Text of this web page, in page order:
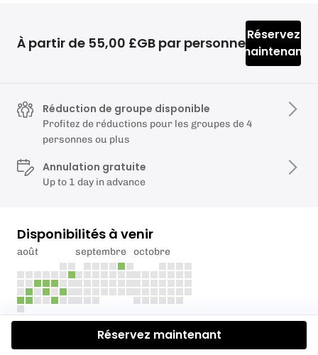
À partir de 55,00 £GB par personneRéservez
maintenant
Réduction de groupe disponible
Profitez de réductions pour les groupes de 4
personnes ou plus
Annulation gratuite
Up to 1 day in advance
Disponibilités à venir
août septembre octobre
Réservez maintenant